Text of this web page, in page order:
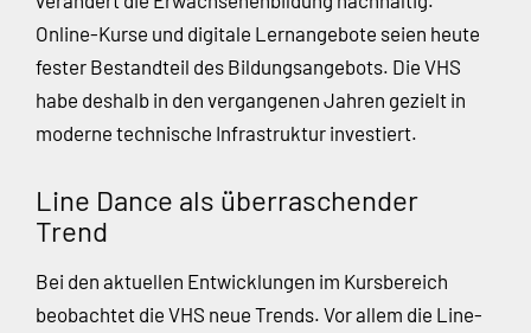
Online-Kurse und digitale Lernangebote seien heute
fester Bestandteil des Bildungsangebots. Die VHS
habe deshalb in den vergangenen Jahren gezielt in
moderne technische Infrastruktur investiert.
Line Dance als überraschender
Trend
Bei den aktuellen Entwicklungen im Kursbereich
beobachtet die VHS neue Trends. Vor allem die Line-